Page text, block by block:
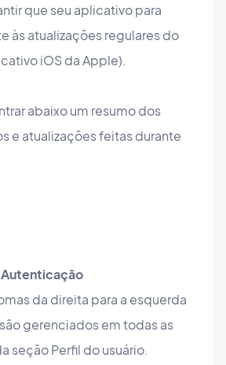
que seu aplicativo para
às atualizações regulares do
iOS da Apple).
abaixo um resumo dos
e atualizações feitas durante
da direita para a esquerda
gerenciados em todas as
seção Perfil do usuário.